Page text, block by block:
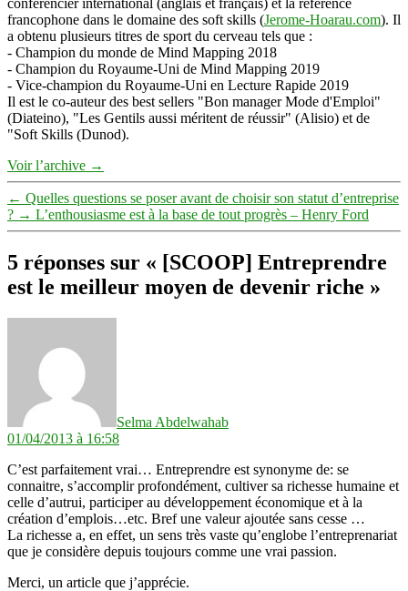
conférencier international (anglais et français) et la référence
francophone dans le domaine des soft skills (Jerome-Hoarau.com). Il
a obtenu plusieurs titres de sport du cerveau tels que :
- Champion du monde de Mind Mapping 2018
- Champion du Royaume-Uni de Mind Mapping 2019
- Vice-champion du Royaume-Uni en Lecture Rapide 2019
Il est le co-auteur des best sellers "Bon manager Mode d'Emploi"
(Diateino), "Les Gentils aussi méritent de réussir" (Alisio) et de
"Soft Skills (Dunod).
Voir l’archive →
← Quelles questions se poser avant de choisir son statut d’entreprise
? → L’enthousiasme est à la base de tout progrès – Henry Ford
5 réponses sur « [SCOOP] Entreprendre
est le meilleur moyen de devenir riche »
Selma Abdelwahab
01/04/2013 à 16:58
C’est parfaitement vrai… Entreprendre est synonyme de: se
connaitre, s’accomplir profondément, cultiver sa richesse humaine et
celle d’autrui, participer au développement économique et à la
création d’emplois…etc. Bref une valeur ajoutée sans cesse …
La richesse a, en effet, un sens très vaste qu’englobe l’entreprenariat
que je considère depuis toujours comme une vrai passion.
Merci, un article que j’apprécie.